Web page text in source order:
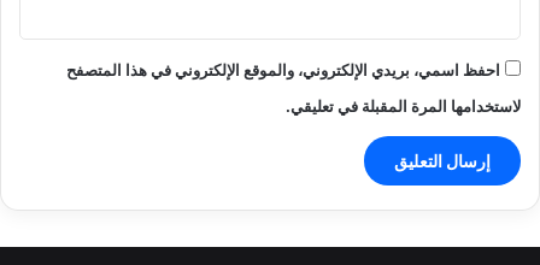
احفظ اسمي، بريدي الإلكتروني، والموقع الإلكتروني في هذا المتصفح
لاستخدامها المرة المقبلة في تعليقي.